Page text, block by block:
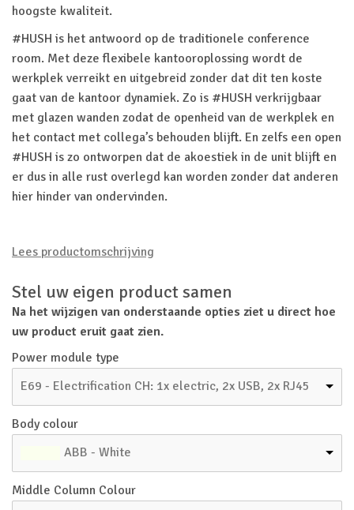
hoogste kwaliteit.
#HUSH is het antwoord op de traditionele conference
room. Met deze flexibele kantooroplossing wordt de
werkplek verreikt en uitgebreid zonder dat dit ten koste
gaat van de kantoor dynamiek. Zo is #HUSH verkrijgbaar
met glazen wanden zodat de openheid van de werkplek en
het contact met collega’s behouden blijft. En zelfs een open
#HUSH is zo ontworpen dat de akoestiek in de unit blijft en
er dus in alle rust overlegd kan worden zonder dat anderen
hier hinder van ondervinden.
Lees productomschrijving
Stel uw eigen product samen
Na het wijzigen van onderstaande opties ziet u direct hoe
uw product eruit gaat zien.
Power module type
E69 - Electrification CH: 1x electric, 2x USB, 2x RJ45
Body colour
ABB - White
Middle Column Colour